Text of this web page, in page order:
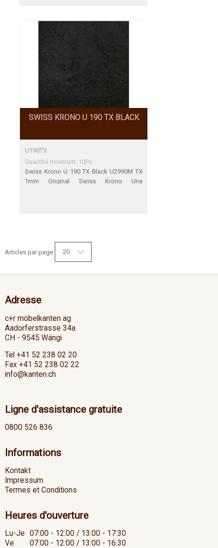
SWISS KRONO U 190 TX BLACK
U190TX
Quantité minimum: 10Pc
Swiss Krono U 190 TX Black U2990M TX
1mm Original Swiss Krono Une
Articles par page 20
Adresse
c+r möbelkanten ag
Aadorferstrasse 34a
CH - 9545 Wängi
Tel +41 52 238 02 20
Fax +41 52 238 02 22
info@kanten.ch
Ligne d'assistance gratuite
0800 526 836
Informations
Kontakt
Impressum
Termes et Conditions
Heures d'ouverture
Lu-Je
07:00 - 12:00 / 13:00 - 17:30
Ve
07:00 - 12:00 / 13:00 - 16:30